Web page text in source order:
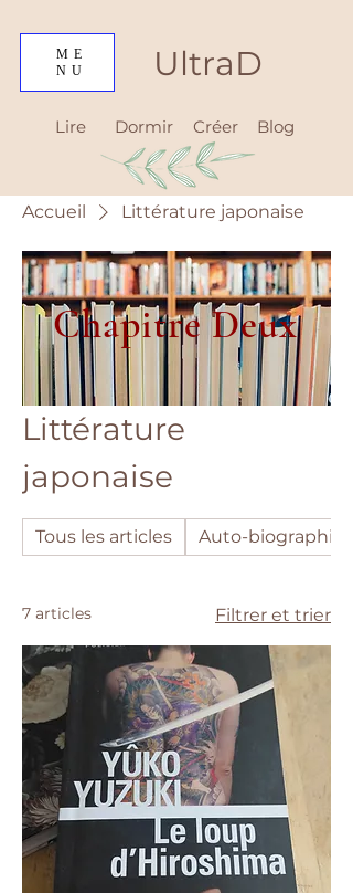
ME
NU
UltraD
Lire Créer
Dormir Blog
Accueil Littérature japonaise
Littérature
japonaise
Tous les articles Auto-biographie
7 articles Filtrer et trier
Chapitre Deux